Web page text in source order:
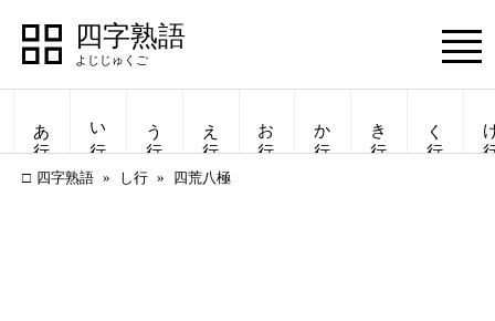
四字熟語 Menu
あ行 い行 う行 え行 お行 か行 き行 く行
四字熟語 し行 四荒八極